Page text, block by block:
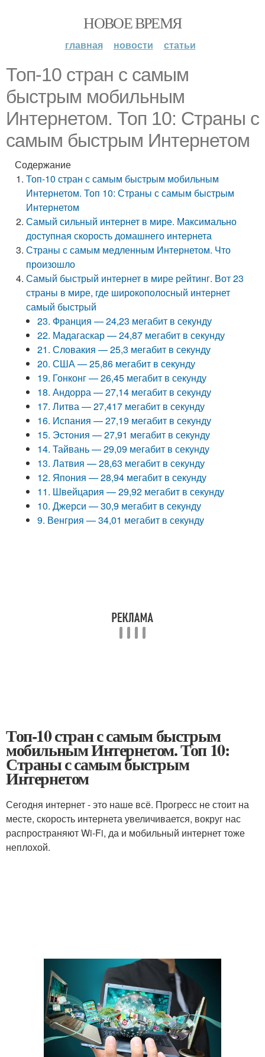
НОВОЕ ВРЕМЯ
главная новости статьи
Топ-10 стран с самым
быстрым мобильным
Интернетом. Топ 10: Страны с
самым быстрым Интернетом
Содержание
Топ-10 стран с самым быстрым мобильным
Интернетом. Топ 10: Страны с самым быстрым
Интернетом
Самый сильный интернет в мире. Максимально
доступная скорость домашнего интернета
Страны с самым медленным Интернетом. Что
произошло
Самый быстрый интернет в мире рейтинг. Вот 23
страны в мире, где широкополосный интернет
самый быстрый
23. Франция — 24,23 мегабит в секунду
22. Мадагаскар — 24,87 мегабит в секунду
21. Словакия — 25,3 мегабит в секунду
20. США — 25,86 мегабит в секунду
19. Гонконг — 26,45 мегабит в секунду
18. Андорра — 27,14 мегабит в секунду
17. Литва — 27,417 мегабит в секунду
16. Испания — 27,19 мегабит в секунду
15. Эстония — 27,91 мегабит в секунду
14. Тайвань — 29,09 мегабит в секунду
13. Латвия — 28,63 мегабит в секунду
12. Япония — 28,94 мегабит в секунду
11. Швейцария — 29,92 мегабит в секунду
10. Джерси — 30,9 мегабит в секунду
9. Венгрия — 34,01 мегабит в секунду
Топ-10 стран с самым быстрым
мобильным Интернетом. Топ 10:
Страны с самым быстрым
Интернетом
Сегодня интернет - это наше всё. Прогресс не стоит на
месте, скорость интернета увеличивается, вокруг нас
распространяют Wi-Fi, да и мобильный интернет тоже
неплохой.